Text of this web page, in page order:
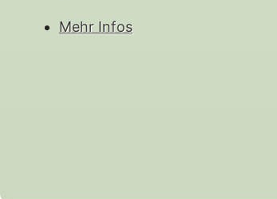
Mehr Infos